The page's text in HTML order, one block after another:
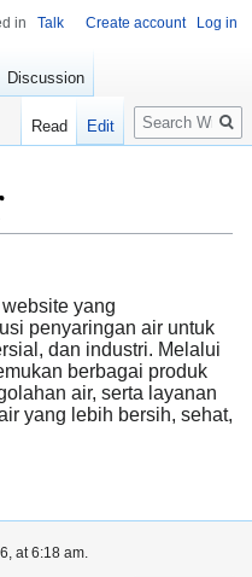
yang
penyaringan air untuk
dan industri. Melalui
berbagai produk
air, serta layanan
yang lebih bersih, sehat,
in Talk Create account Log in
Discussion
Read Edit
Search
at 6:18 am.